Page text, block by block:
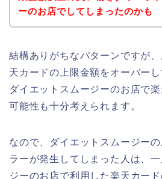
ーのお店でしてしまったのかも
結構ありがちなパターンですが
天カードの上限金額をオーバーし
ダイエットスムージーのお店で
可能性も十分考えられます。
なので、ダイエットスムージー
ラーが発生してしまった人は、
ジーのお店で利用した楽天カー